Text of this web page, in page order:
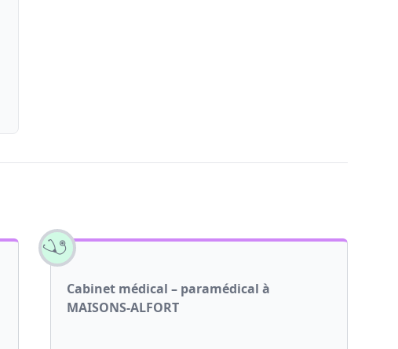
Cabinet médical – paramédical à
MAISONS-ALFORT